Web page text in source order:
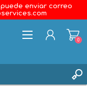
enviar correo
0